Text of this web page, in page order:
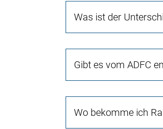
Was ist der
Gibt es vom ADFC
Wo bekomme ich